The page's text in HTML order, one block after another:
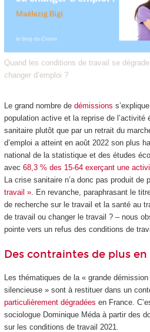
Quand les conditions de travail se
changer d’emploi ?
Le grand nombre de démissions
population active et la reprise de l’activité
sanitaire plutôt que par un retrait du
d’emploi a atteint en août 2022 son plus
national de la statistique et des études
avec 68,3 % des 15-64 exerçant une
La crise sanitaire n’a donc pas produit de
travail ». En revanche, paraphrasant le
de recherche sur le travail et la santé au
de travail ou changer le travail ? – nous
pointe vers un refus des conditions de
Des contraintes de plus
Les thématiques de la « grande
silencieuse » sont à restituer dans un
particulièrement dégradées en France.
sociologue Dominique Méda à partir des
sur les conditions de travail 2021.